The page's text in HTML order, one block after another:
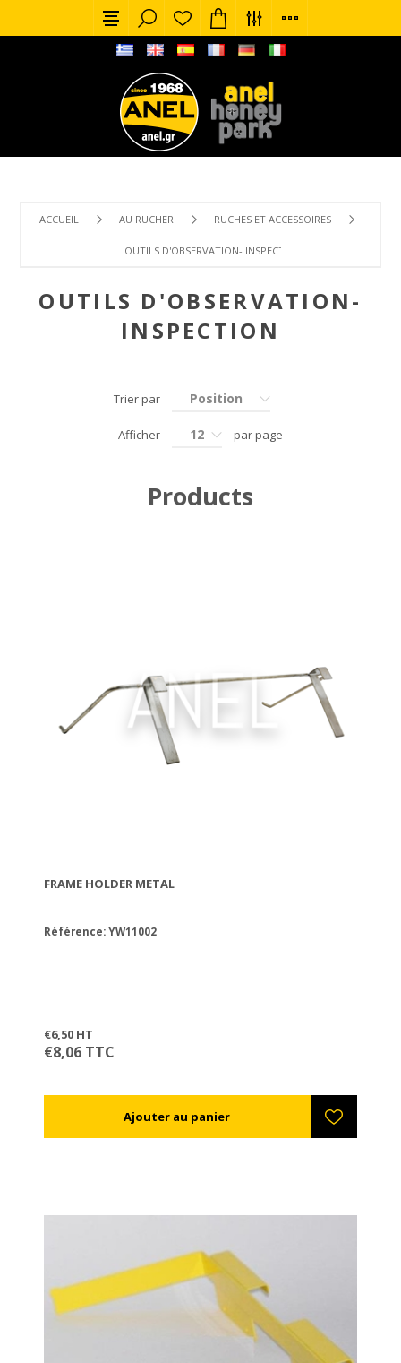
ACCUEIL AU RUCHER RUCHES ET ACCESSOIRES
OUTILS D'OBSERVATION- INSPECTION
OUTILS D'OBSERVATION-
INSPECTION
Trier par Position
Afficher 12 par page
Products
FRAME HOLDER METAL
Référence: YW11002
€6,50 HT
€8,06 TTC